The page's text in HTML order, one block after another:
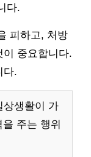
다.
피하고, 처방
이 중요합니다.
다.
상생활이 가
주는 행위